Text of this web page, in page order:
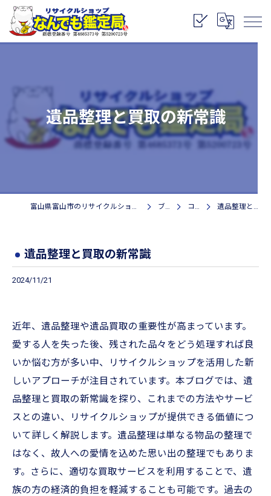
遺品整理と買取の新常識
富山県富山市のリサイクルショップなら株式会社なんでも鑑定局 ブログ コラム 遺品整理と買取の新常識
遺品整理と買取の新常識
2024/11/21
近年、遺品整理や遺品買取の重要性が高まっています。
愛する人を失った後、残された品々をどう処理すれば良
いか悩む方が多い中、リサイクルショップを活用した新
しいアプローチが注目されています。本ブログでは、遺
品整理と買取の新常識を探り、これまでの方法やサービ
スとの違い、リサイクルショップが提供できる価値につ
いて詳しく解説します。遺品整理は単なる物品の整理で
はなく、故人への愛情を込めた思い出の整理でもありま
す。さらに、適切な買取サービスを利用することで、遺
族の方の経済的負担を軽減することも可能です。過去の